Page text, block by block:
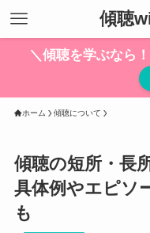
傾聴
＼傾聴を学ぶなら
ホーム 傾聴について
傾聴の短所・長
具体例やエピソ
も